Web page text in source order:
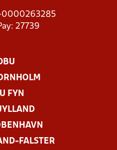
0000263285
27739
FYN
FALSTER